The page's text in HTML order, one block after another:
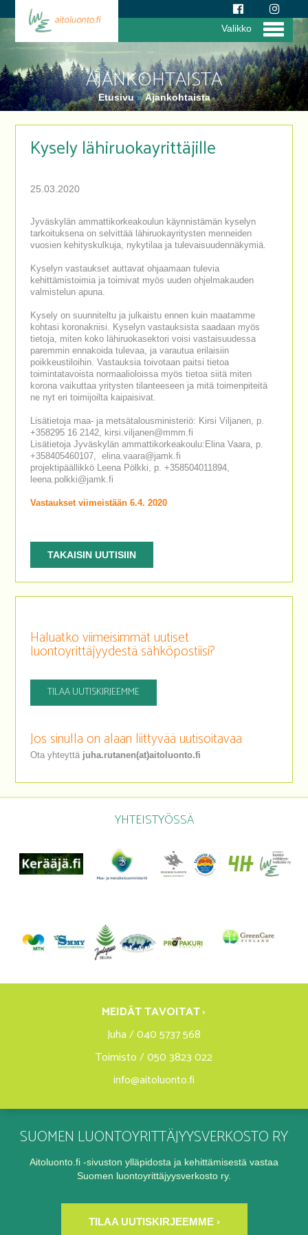
AJANKOHTAISTA
Etusivu»Ajankohtaista
Valikko
Kysely lähiruokayrittäjille
25.03.2020
Jyväskylän ammattikorkeakoulun käynnistämän kyselyn
tarkoituksena on selvittää lähiruokayritysten menneiden
vuosien kehityskulkuja, nykytilaa ja tulevaisuudennäkymiä.
Kyselyn vastaukset auttavat ohjaamaan tulevia
kehittämistoimia ja toimivat myös uuden ohjelmakauden
valmistelun apuna.
Kysely on suunniteltu ja julkaistu ennen kuin maatamme
kohtasi koronakriisi. Kyselyn vastauksista saadaan myös
tietoja, miten koko lähiruokasektori voisi vastaisuudessa
paremmin ennakoida tulevaa, ja varautua erilaisiin
poikkeustiloihin. Vastauksia toivotaan paitsi tietoa
toimintatavoista normaalioloissa myös tietoa siitä miten
korona vaikuttaa yritysten tilanteeseen ja mitä toimenpiteitä
ne nyt eri toimijoilta kaipaisivat.
Lisätietoja maa- ja metsätalousministeriö: Kirsi Viljanen, p.
+358295 16 2142, kirsi.viljanen@mmm.fi
Lisätietoja Jyväskylän ammattikorkeakoulu:Elina Vaara, p.
+358405460107, elina.vaara@jamk.fi
projektipäällikkö Leena Pölkki, p. +358504011894,
leena.polkki@jamk.fi
Vastaukset viimeistään 6.4. 2020
TAKAISIN UUTISIIN
Haluatko viimeisimmät uutiset
luontoyrittäjyydestä sähköpostiisi?
TILAA UUTISKIRJEEMME
Jos sinulla on alaan liittyvää uutisoitavaa
Ota yhteyttä juha.rutanen(at)aitoluonto.fi
YHTEISTYÖSSÄ
MEIDÄT TAVOITAT ›
Juha / 040 5737 568
Toimisto / 050 3823 022
info@aitoluonto.fi
SUOMEN LUONTOYRITTÄJYYSVERKOSTO RY
Aitoluonto.fi -sivuston ylläpidosta ja kehittämisestä vastaa
Suomen luontoyrittäjyysverkosto ry.
TILAA UUTISKIRJEEMME ›